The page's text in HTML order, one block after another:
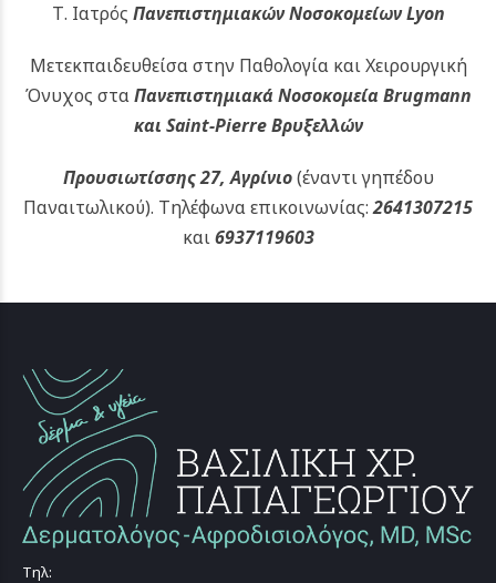
Τ. Ιατρός Πανεπιστημιακών Νοσοκομείων Lyon
Μετεκπαιδευθείσα στην Παθολογία και Χειρουργική
Όνυχος σταΠανεπιστημιακά Νοσοκομεία Brugmann
και Saint-Pierre Βρυξελλών
Προυσιωτίσσης 27, Αγρίνιο(έναντι γηπέδου
Παναιτωλικού). Τηλέφωνα επικοινωνίας:2641307215
και6937119603
Τηλ: